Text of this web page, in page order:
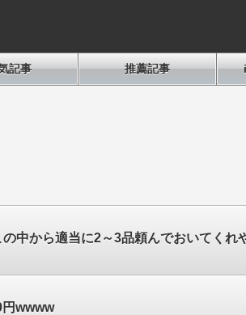
記事 推薦記事
中から適当に2～3品頼んでおいてくれ
円wwww